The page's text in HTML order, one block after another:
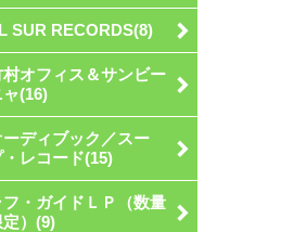
SUR RECORDS(8)
村オフィス＆サンビー
ャ(16)
ーディブック／スー
・レコード(15)
フ・ガイドＬＰ（数量
定）(9)